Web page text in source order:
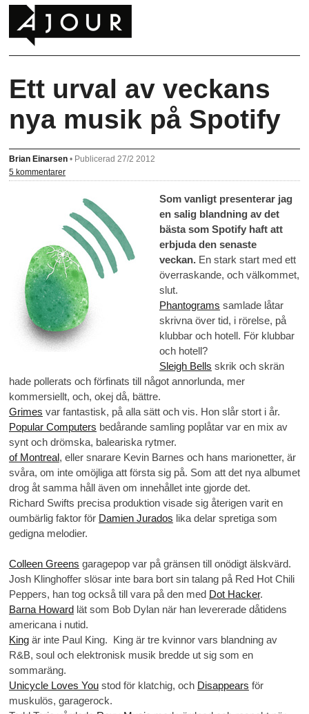
Ett urval av veckans
nya musik på Spotify
Brian Einarsen • Publicerad 27/2 2012
5 kommentarer
Som vanligt presenterar jag
en salig blandning av det
bästa som Spotify haft att
erbjuda den senaste
veckan.En stark start med ett
överraskande, och välkommet,
slut.
Phantograms samlade låtar
skrivna över tid, i rörelse, på
klubbar och hotell. För klubbar
och hotell?
Sleigh Bells skrik och skrän
hade pollerats och förfinats till något annorlunda, mer
kommersiellt, och, okej då, bättre.
Grimes var fantastisk, på alla sätt och vis. Hon slår stort i år.
Popular Computers bedårande samling poplåtar var en mix av
synt och drömska, baleariska rytmer.
of Montreal, eller snarare Kevin Barnes och hans marionetter, är
svåra, om inte omöjliga att första sig på. Som att det nya albumet
drog åt samma håll även om innehållet inte gjorde det.
Richard Swifts precisa produktion visade sig återigen varit en
oumbärlig faktor för Damien Jurados lika delar spretiga som
gedigna melodier.
Colleen Greens garagepop var på gränsen till onödigt älskvärd.
Josh Klinghoffer slösar inte bara bort sin talang på Red Hot Chili
Peppers, han tog också till vara på den med Dot Hacker.
Barna Howard lät som Bob Dylan när han levererade dåtidens
americana i nutid.
King är inte Paul King. King är tre kvinnor vars blandning av
R&B, soul och elektronisk musik bredde ut sig som en
sommaräng.
Unicycle Loves You stod för klatchig, och Disappears för
muskulös, garagerock.